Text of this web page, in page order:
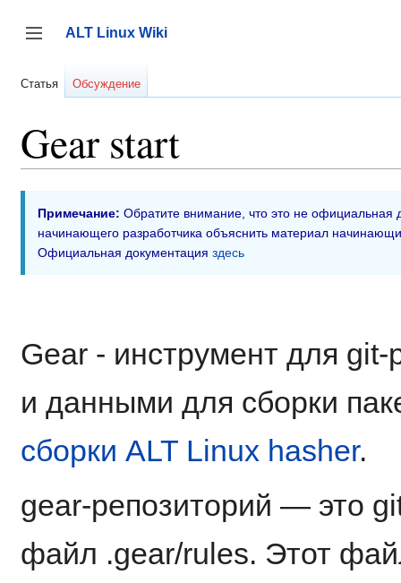
содержанию
Переключить боковую панель
ALT Linux Wiki
Статья Обсуждение
Gear start
Примечание: Обратите внимание, что это не официальная
начинающего разработчика объяснить материал
Официальная документация здесь
Gear - инструмент для
и данными для сборки
сборки ALT Linux hasher.
gear-репозиторий — это
файл .gear/rules. Этот